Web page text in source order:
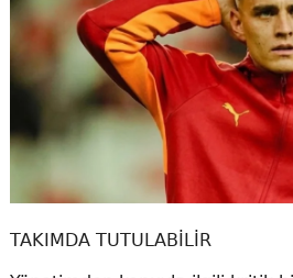
TAKIMDA TUTULABİLİR